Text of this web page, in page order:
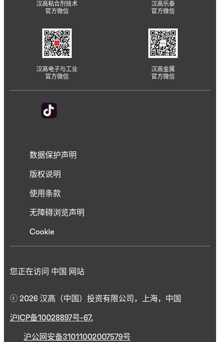
汉高粘合剂技术
官方微信
汉高乐泰
官方微信
汉高电子与工业
官方微信
汉高金属
官方微信
数据保护声明
版权说明
使用条款
无障碍浏览声明
Cookie
ⓒ 2026 汉高（中国）投资有限公司，上海，中国
沪ICP备10028897号-67,
沪公网安备31011002007579号
您正在访问 中国 网站